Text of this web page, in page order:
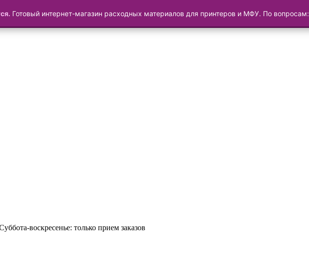
воскресенье: только прием заказов
Готовый интернет-магазин расходных материалов для принтеров и МФУ. По вопросам: